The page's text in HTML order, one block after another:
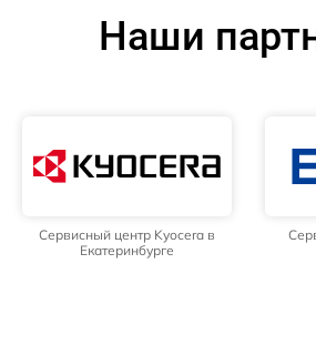
Наши
Сервисный центр Kyocera в
Екатеринбурге